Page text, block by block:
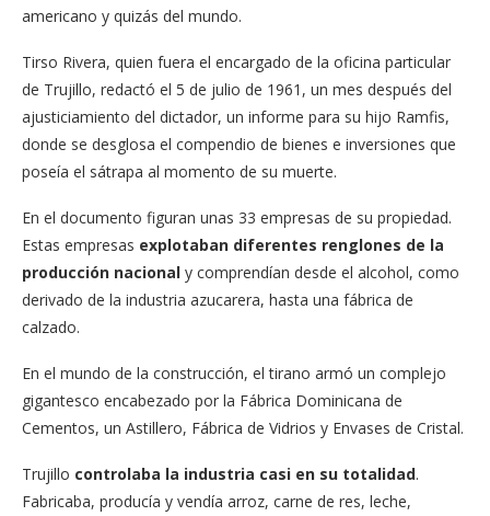
americano y quizás del mundo.
Tirso Rivera, quien fuera el encargado de la oficina particular
de Trujillo, redactó el 5 de julio de 1961, un mes después del
ajusticiamiento del dictador, un informe para su hijo Ramfis,
donde se desglosa el compendio de bienes e inversiones que
poseía el sátrapa al momento de su muerte.
En el documento figuran unas 33 empresas de su propiedad.
Estas empresas explotaban diferentes renglones de la
producción nacional y comprendían desde el alcohol, como
derivado de la industria azucarera, hasta una fábrica de
calzado.
En el mundo de la construcción, el tirano armó un complejo
gigantesco encabezado por la Fábrica Dominicana de
Cementos, un Astillero, Fábrica de Vidrios y Envases de Cristal.
Trujillo controlaba la industria casi en su totalidad.
Fabricaba, producía y vendía arroz, carne de res, leche,